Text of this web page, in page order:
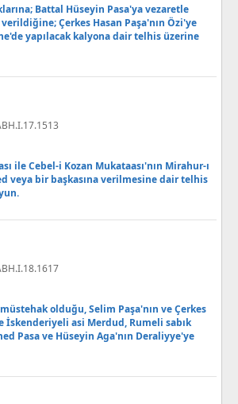
Battal Hüseyin Pasa'ya vezaretle
Çerkes Hasan Paşa'nın Özi'ye
yapılacak kalyona dair telhis üzerine
ile Cebel-i Kozan Mukataası'nın Mirahur-ı
veya bir başkasına verilmesine dair telhis
olduğu, Selim Paşa'nın ve Çerkes
İskenderiyeli asi Merdud, Rumeli sabık
Pasa ve Hüseyin Aga'nın Deraliyye'ye